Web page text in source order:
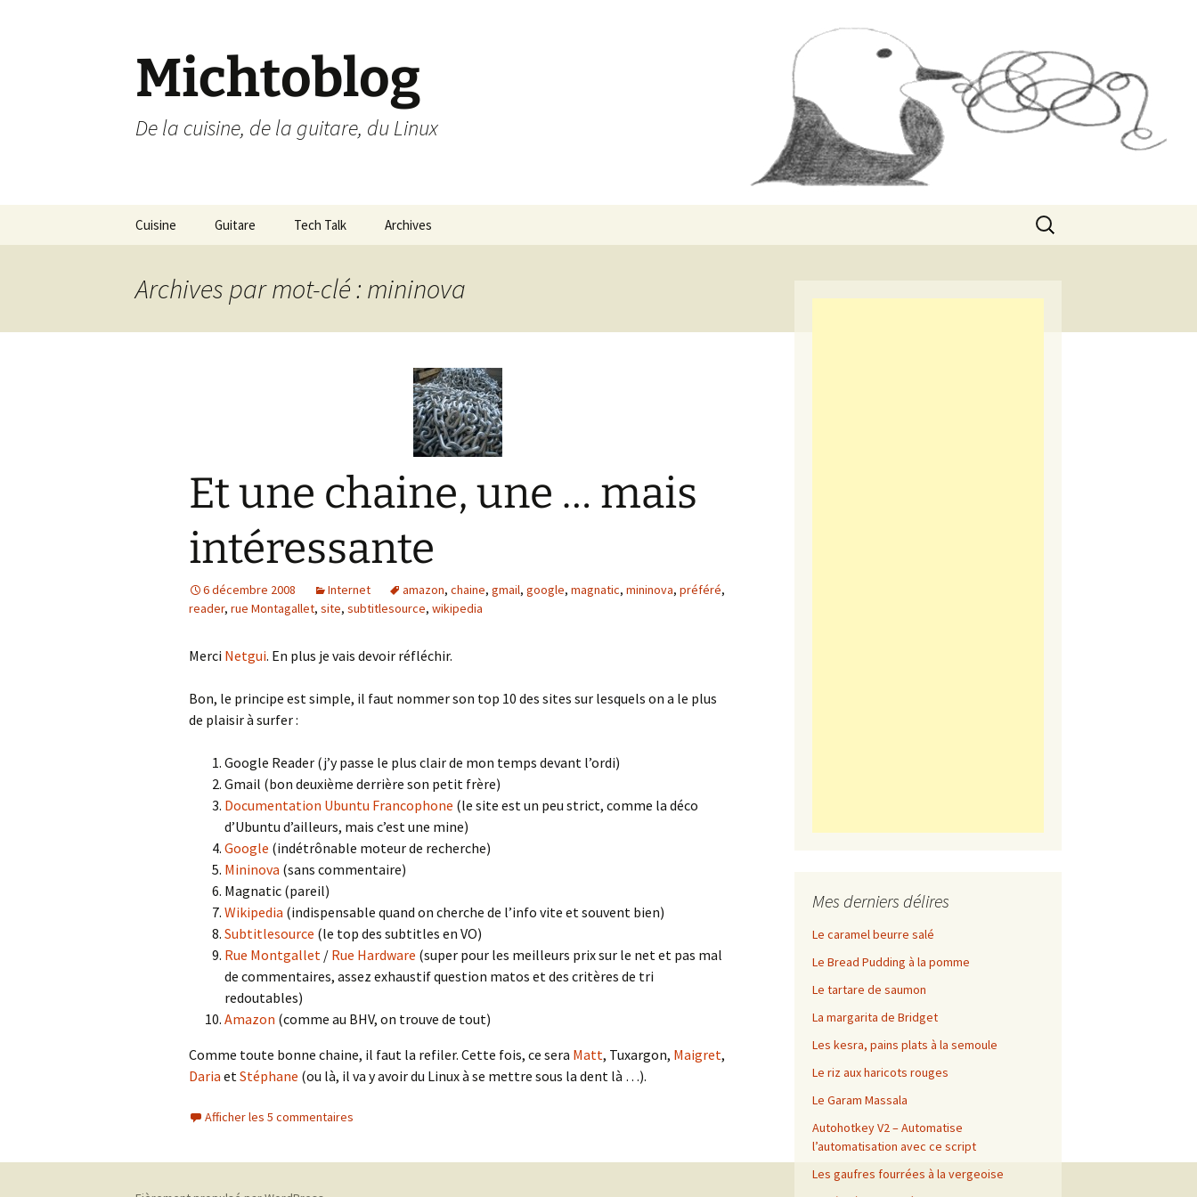
Michtoblog
De la cuisine, de la guitare, du Linux
Cuisine
catégories
Guitare
Enregistrements
Tech Talk Archives
Rechercher :
Archives par mot-clé : mininova
Et une chaine, une … mais
intéressante
6 décembre 2008 Internet amazon, chaine, gmail, google, magnatic, mininova, préféré,
reader, rue Montagallet, site, subtitlesource, wikipedia
Merci Netgui. En plus je vais devoir réfléchir.
Bon, le principe est simple, il faut nommer son top 10 des sites sur lesquels on a le plus
de plaisir à surfer :
Google Reader (j’y passe le plus clair de mon temps devant l’ordi)
Gmail (bon deuxième derrière son petit frère)
Documentation Ubuntu Francophone (le site est un peu strict, comme la déco
d’Ubuntu d’ailleurs, mais c’est une mine)
Google (indétrônable moteur de recherche)
Mininova (sans commentaire)
Magnatic (pareil)
Wikipedia (indispensable quand on cherche de l’info vite et souvent bien)
Subtitlesource (le top des subtitles en VO)
Rue Montgallet / Rue Hardware (super pour les meilleurs prix sur le net et pas mal
de commentaires, assez exhaustif question matos et des critères de tri
redoutables)
Amazon (comme au BHV, on trouve de tout)
Comme toute bonne chaine, il faut la refiler. Cette fois, ce sera Matt, Tuxargon, Maigret,
Daria etStéphane (ou là, il va y avoir du Linux à se mettre sous la dent là …).
Afficher les 5 commentaires
Mes derniers délires
Le caramel beurre salé
Le Bread Pudding à la pomme
Le tartare de saumon
La margarita de Bridget
Les kesra, pains plats à la semoule
Le riz aux haricots rouges
Le Garam Massala
Autohotkey V2 – Automatise
l’automatisation avec ce script
Les gaufres fourrées à la vergeoise